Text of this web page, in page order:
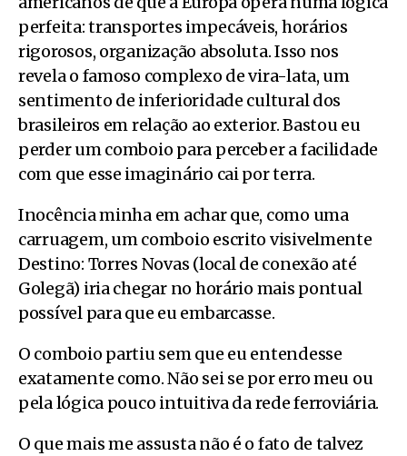
perfeita: transportes impecáveis, horários
rigorosos, organização absoluta. Isso nos
revela o famoso complexo de vira-lata, um
sentimento de inferioridade cultural dos
brasileiros em relação ao exterior. Bastou eu
perder um comboio para perceber a facilidade
com que esse imaginário cai por terra.
Inocência minha em achar que, como uma
carruagem, um comboio escrito visivelmente
Destino: Torres Novas (local de conexão até
Golegã) iria chegar no horário mais pontual
possível para que eu embarcasse.
O comboio partiu sem que eu entendesse
exatamente como. Não sei se por erro meu ou
pela lógica pouco intuitiva da rede ferroviária.
O que mais me assusta não é o fato de talvez